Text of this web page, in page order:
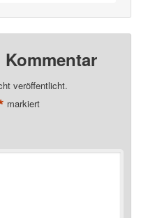
veröffentlicht.
markiert